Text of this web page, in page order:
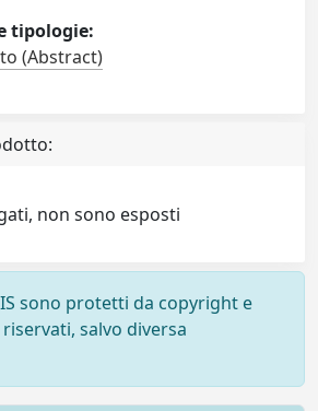
tipologie:
(Abstract)
non sono esposti
sono protetti da copyright e
salvo diversa